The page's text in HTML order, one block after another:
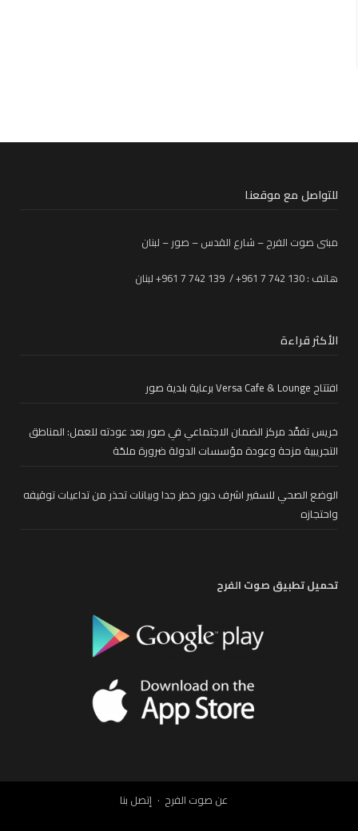
للتواصل مع موقعنا
مبنى صوت الفرح – شارع القدس – صور – لبنان
هاتف : 130 742 7 961+ / 139 742 7 961+ لبنان
الأكثر قراءة
افتتاح Versa Cafe & Lounge برعاية بلدية صور
خريس تفقّد مركز الضمان الاجتماعي في صور بعد عودته للعمل: المناطق
التجريبية مزحة وعودة مؤسسات الدولة ضرورة ملحّة
الوضع الصحي للسفير اشرف دبور خطر جدا وبيانات تحذر من تداعيات توقيفه
واحتجازه
تحميل تطبيق صوت الفرح
عن صوت الفرح إتصل بنا